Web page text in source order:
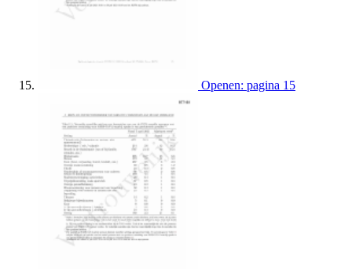
Openen: pagina 15